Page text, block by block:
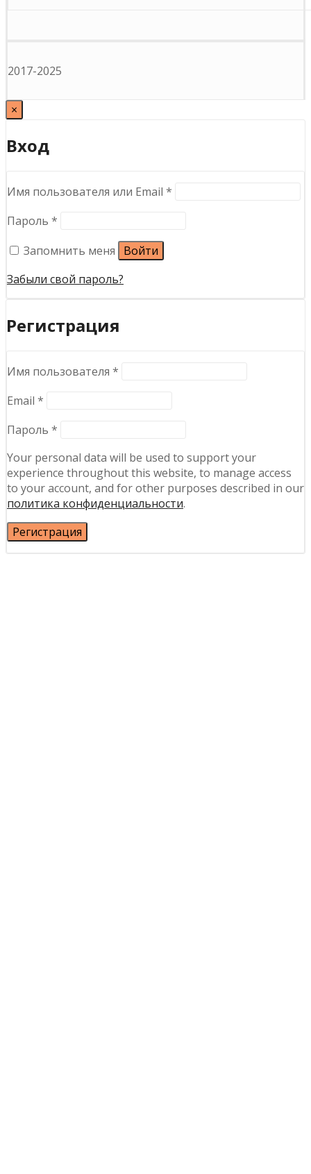
2017-2025
×
Вход
Имя пользователя или Email *
Пароль *
Запомнить меня
Войти
Забыли свой пароль?
Регистрация
Имя пользователя *
Email *
Пароль *
Your personal data will be used to support your
experience throughout this website, to manage access
to your account, and for other purposes described in our
политика конфиденциальности.
Регистрация